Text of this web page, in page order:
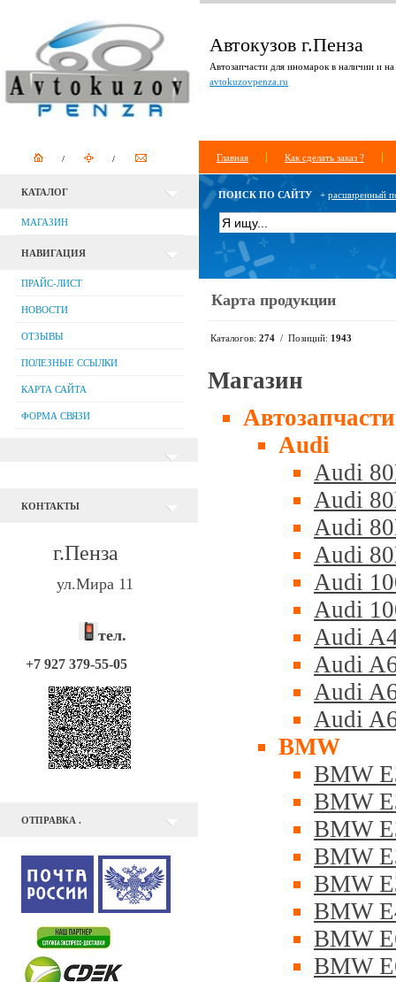
Автокузов г.Пенза
Автозапчасти для иномарок в наличии и на
avtokuzovpenza.ru
Главная Как сделать заказ ?
КАТАЛОГ
МАГАЗИН
НАВИГАЦИЯ
ПРАЙС-ЛИСТ
НОВОСТИ
ОТЗЫВЫ
ПОЛЕЗНЫЕ ССЫЛКИ
КАРТА САЙТА
ФОРМА СВЯЗИ
КОНТАКТЫ
г.Пенза
ул.Мира 11
тел.
+7 927 379-55-05
ОТПРАВКА .
ПОИСК ПО САЙТУ + расширенный
Карта продукции
Каталогов: 274 / Позиций: 1943
Магазин
Автозапчасти
Audi
Audi
Audi
Audi
Audi
Audi
Audi
Audi
Audi
Audi
Audi
BMW
BMW
BMW
BMW
BMW
BMW
BMW
BMW
BMW